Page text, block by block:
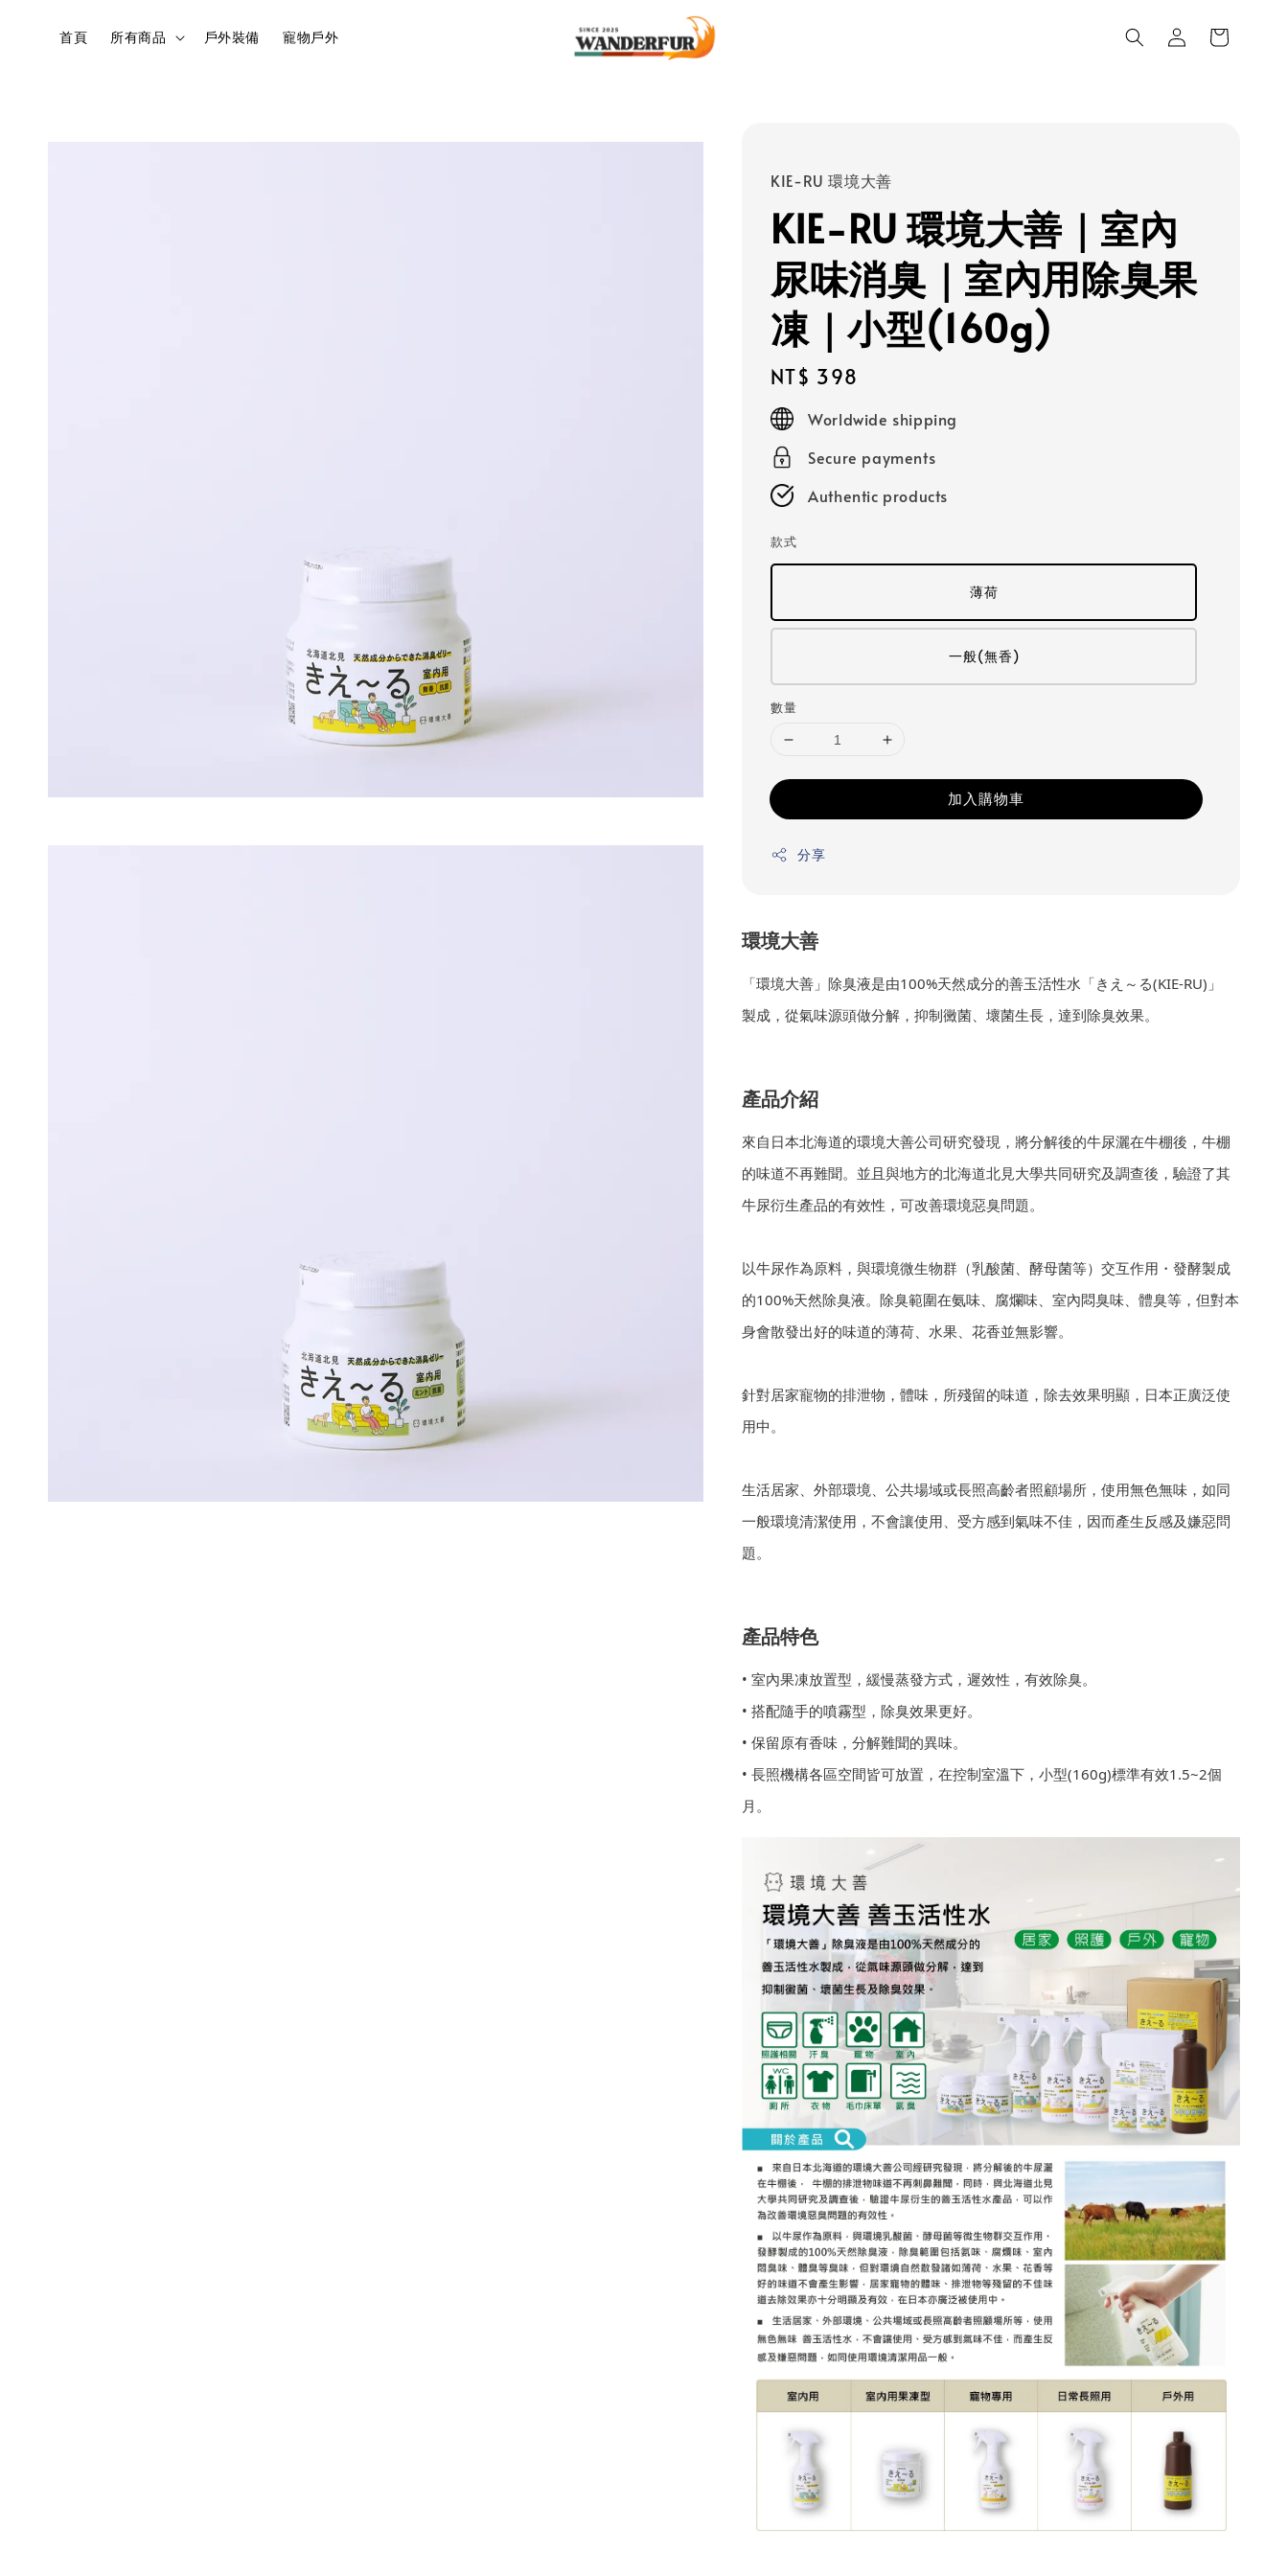
首頁 所有商品 戶外裝備 寵物戶外
KIE-RU 環境大善
KIE-RU 環境大善｜室內
尿味消臭｜室內用除臭果
凍｜小型(160g)
Regular
price
NT$ 398
Worldwide shipping
Secure payments
Authentic products
款式
薄荷
一般(無香)
數量
加入購物車
分享
環境大善
「環境大善」除臭液是由100%天然成分的善玉活性水「きえ～る(KIE-RU)」
製成，從氣味源頭做分解，抑制黴菌、壞菌生長，達到除臭效果。
產品介紹
來自日本北海道的環境大善公司研究發現，將分解後的牛尿灑在牛棚後，牛棚
的味道不再難聞。並且與地方的北海道北見大學共同研究及調查後，驗證了其
牛尿衍生產品的有效性，可改善環境惡臭問題。
以牛尿作為原料，與環境微生物群（乳酸菌、酵母菌等）交互作用・發酵製成
的100%天然除臭液。除臭範圍在氨味、腐爛味、室內悶臭味、體臭等，但對本
身會散發出好的味道的薄荷、水果、花香並無影響。
針對居家寵物的排泄物，體味，所殘留的味道，除去效果明顯，日本正廣泛使
用中。
生活居家、外部環境、公共場域或長照高齡者照顧場所，使用無色無味，如同
一般環境清潔使用，不會讓使用、受方感到氣味不佳，因而產生反感及嫌惡問
題。
產品特色
• 室內果凍放置型，緩慢蒸發方式，遲效性，有效除臭。
• 搭配隨手的噴霧型，除臭效果更好。
• 保留原有香味，分解難聞的異味。
• 長照機構各區空間皆可放置，在控制室溫下，小型(160g)標準有效1.5~2個
月。